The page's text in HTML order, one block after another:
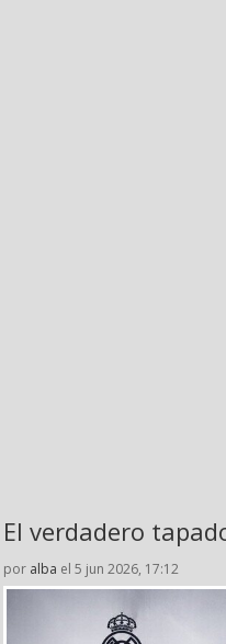
El verdadero
por alba el 5 jun 2026, 17:12